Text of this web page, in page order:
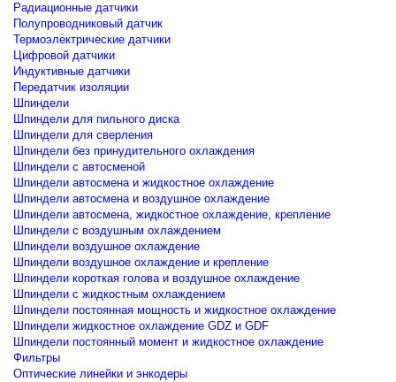
Радиационные датчики
Полупроводниковый датчик
Термоэлектрические датчики
Цифровой датчики
Индуктивные датчики
Передатчик изоляции
Шпиндели
Шпиндели для пильного диска
Шпиндели для сверления
Шпиндели без принудительного охлаждения
Шпиндели с автосменой
Шпиндели автосмена и жидкостное охлаждение
Шпиндели автосмена и воздушное охлаждение
Шпиндели автосмена, жидкостное охлаждение, крепление
Шпиндели с воздушным охлаждением
Шпиндели воздушное охлаждение
Шпиндели воздушное охлаждение и крепление
Шпиндели короткая голова и воздушное охлаждение
Шпиндели с жидкостным охлаждением
Шпиндели постоянная мощность и жидкостное охлаждение
Шпиндели жидкостное охлаждение GDZ и GDF
Шпиндели постоянный момент и жидкостное охлаждение
Фильтры
Оптические линейки и энкодеры